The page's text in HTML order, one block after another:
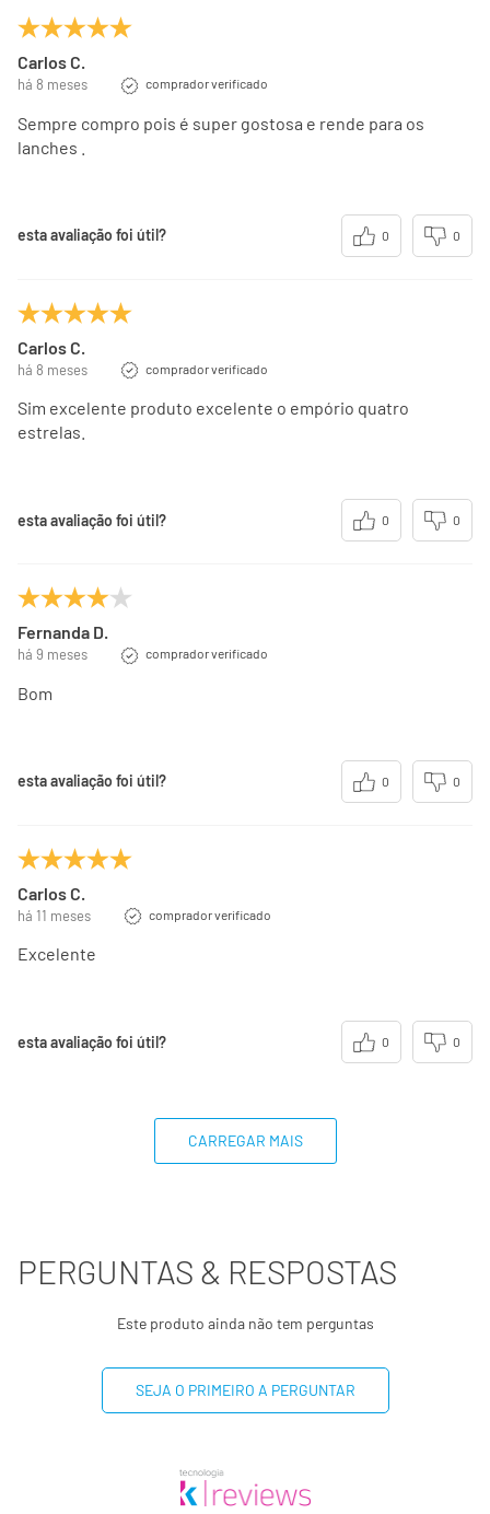
Carlos C.
há 8 meses comprador verificado
Sempre compro pois é super gostosa e rende para os
lanches .
esta avaliação foi útil? 0 0
Carlos C.
há 8 meses comprador verificado
Sim excelente produto excelente o empório quatro
estrelas.
esta avaliação foi útil? 0 0
Fernanda D.
há 9 meses comprador verificado
Bom
esta avaliação foi útil? 0 0
Carlos C.
há 11 meses comprador verificado
Excelente
esta avaliação foi útil? 0 0
CARREGAR MAIS
PERGUNTAS & RESPOSTAS
Este produto ainda não tem perguntas
SEJA O PRIMEIRO A PERGUNTAR